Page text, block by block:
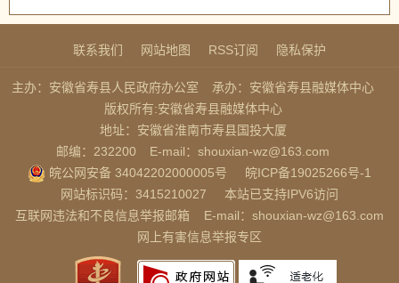
联系我们 网站地图 RSS订阅 隐私保护
主办：安徽省寿县人民政府办公室
承办：安徽省寿县融媒体中心
版权所有:安徽省寿县融媒体中心
地址：安徽省淮南市寿县国投大厦
邮编：232200
E-mail：shouxian-wz@163.com
皖公网安备 34042202000005号
皖ICP备19025266号-1
网站标识码：3415210027
本站已支持IPV6访问
互联网违法和不良信息举报邮箱
E-mail：shouxian-wz@163.com
网上有害信息举报专区